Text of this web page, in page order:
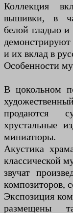
Коллекция
вышивки, в
белой гладью
демонстрируют
и их вклад в
Особенности
В цокольном
продаются
хрустальные
миниатюры.
Акустика
классической
звучат
композиторов,
Экспозиция
размещены